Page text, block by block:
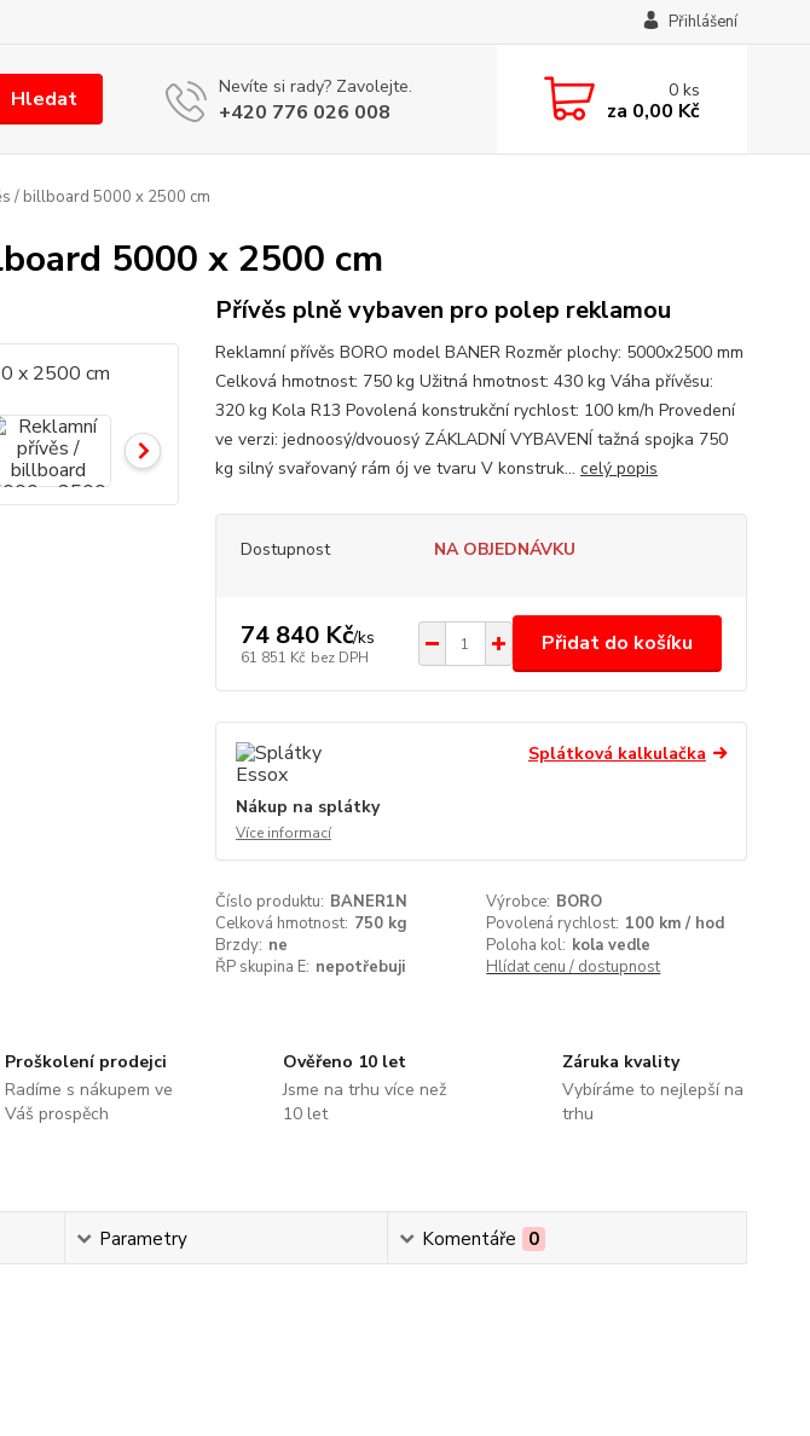
Přihlášení
Hledat Nevíte si rady? Zavolejte.
+420 776 026 008
0ks
za 0,00 Kč
/ billboard 5000 x 2500 cm
5000 x 2500 cm
Přívěs plně vybaven pro polep reklamou
Reklamní přívěs BORO model BANER Rozměr plochy: 5000x2500 mm
Celková hmotnost: 750 kg Užitná hmotnost: 430 kg Váha přívěsu:
320 kg Kola R13 Povolená konstrukční rychlost: 100 km/h Provedení
ve verzi: jednoosý/dvouosý ZÁKLADNÍ VYBAVENÍ tažná spojka 750
kg silný svařovaný rám ój ve tvaru V konstruk... celý popis
Dostupnost NA OBJEDNÁVKU
74 840 Kč/ks
61 851 Kč bez DPH
Přidat do košíku
Splátková kalkulačka
Nákup na splátky
Více informací
Číslo produktu: BANER1N Výrobce: BORO
Celková hmotnost: 750 kg Povolená rychlost: 100 km / hod
Brzdy: ne Poloha kol: kola vedle
ŘP skupina E: nepotřebuji Hlídat cenu / dostupnost
Proškolení prodejci
Radíme s nákupem ve
Váš prospěch
Ověřeno 10 let
Jsme na trhu více než
10 let
Záruka kvality
Vybíráme to nejlepší na
trhu
Parametry Komentáře 0